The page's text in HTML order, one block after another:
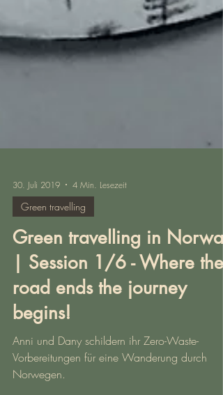
30. Juli 2019 4 Min. Lesezeit
Green travelling
Green travelling in Norway
| Session 1/6 - Where the
road ends the journey